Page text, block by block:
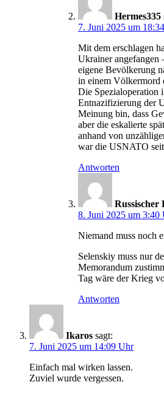
Hermes335
7. Juni 2025 um
Mit dem erschlagen
Ukrainer angefangen
eigene Bevölkerung
in einem Völkermord
Die Spezialoperation
Entnazifizierung der
Meinung bin, dass
aber die eskalierte
anhand von
war die USNATO
Antworten
Russischer
8. Juni 2025 um 3:40
Niemand muss noch
Selenskiy muss nur
Memorandum
Tag wäre der Krieg
Antworten
Ikaros sagt:
7. Juni 2025 um 14:09 Uhr
Einfach mal wirken lassen.
Zuviel wurde vergessen.